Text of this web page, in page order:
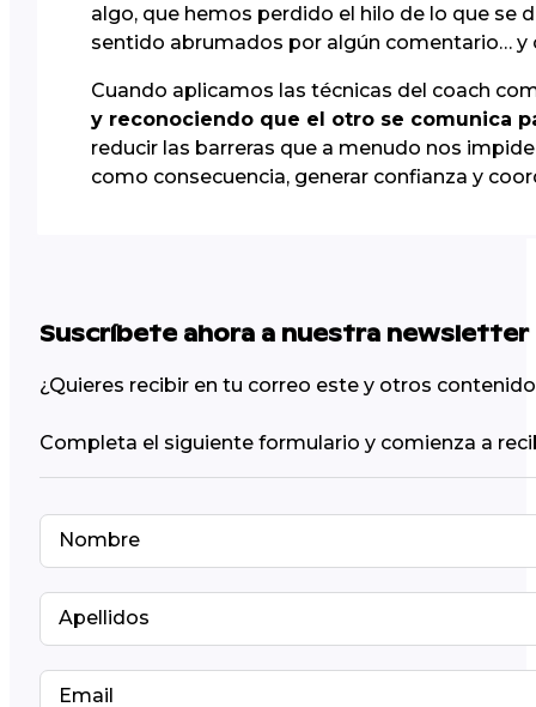
algo, que hemos perdido el hilo de lo que se
sentido abrumados por algún comentario… y
Cuando aplicamos las técnicas del coach
y reconociendo que el otro se comunica
reducir las barreras que a menudo nos
como consecuencia, generar confianza y
Suscríbete ahora a nuestra newsletter
¿Quieres recibir en tu correo este y otros
Completa el siguiente formulario y comienza a